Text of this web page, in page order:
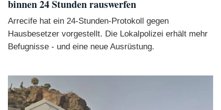
binnen 24 Stunden rauswerfen
Arrecife hat ein 24-Stunden-Protokoll gegen
Hausbesetzer vorgestellt. Die Lokalpolizei erhält mehr
Befugnisse - und eine neue Ausrüstung.